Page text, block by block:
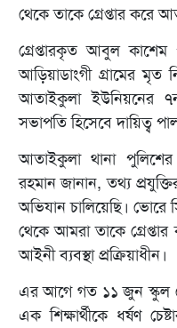
থেকে তাকে গ্রেপ্তার করে
গ্রেপ্তারকৃত আবুল
আড়িয়াডাংগী গ্রামের
আতাইকুলা ইউনিয়নের
সভাপতি হিসেবে দায়িত্ব
আতাইকুলা থানা পুলিশের
রহমান জানান, তথ্য
অভিযান চালিয়েছি। ভোরে
থেকে আমরা তাকে
আইনী ব্যবস্থা প্রক্রিয়াধীন।
এর আগে গত ১১ জুন স্কুল
এক শিক্ষার্থীকে ধর্ষণ